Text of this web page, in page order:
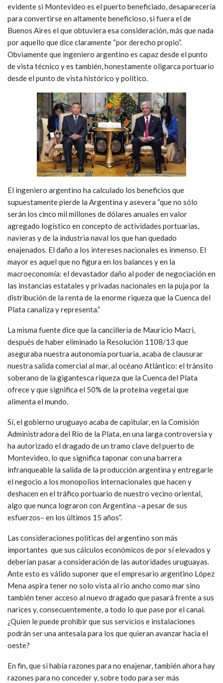
evidente si Montevideo es el puerto beneficiado, desaparecería
para convertirse en altamente beneficioso, si fuera el de
Buenos Aires el que obtuviera esa consideración, más que nada
por aquello que dice claramente “por derecho propio”.
Obviamente que ingeniero argentino es capaz desde el punto
de vista técnico y es también, honestamente oligarca portuario
desde el punto de vista histórico y político.
El ingeniero argentino ha calculado los beneficios que
supuestamente pierde la Argentina y asevera “que no sólo
serán los cinco mil millones de dólares anuales en valor
agregado logístico en concepto de actividades portuarias,
navieras y de la industria naval los que han quedado
enajenados. El daño a los intereses nacionales es inmenso. El
mayor es aquel que no figura en los balances y en la
macroeconomía: el devastador daño al poder de negociación en
las instancias estatales y privadas nacionales en la puja por la
distribución de la renta de la enorme riqueza que la Cuenca del
Plata canaliza y representa.”
La misma fuente dice que la cancillería de Mauricio Macri,
después de haber eliminado la Resolución 1108/13 que
aseguraba nuestra autonomía portuaria, acaba de clausurar
nuestra salida comercial al mar, al océano Atlántico: el tránsito
soberano de la gigantesca riqueza que la Cuenca del Plata
ofrece y que significa el 50% de la proteína vegetal que
alimenta el mundo.
Sí, el gobierno uruguayo acaba de capitular, en la Comisión
Administradora del Río de la Plata, en una larga controversia y
ha autorizado el dragado de un tramo clave del puerto de
Montevideo, lo que significa taponar con una barrera
infranqueable la salida de la producción argentina y entregarle
el negocio a los monopolios internacionales que hacen y
deshacen en el tráfico portuario de nuestro vecino oriental,
algo que nunca lograron con Argentina –a pesar de sus
esfuerzos– en los últimos 15 años”.
Las consideraciones políticas del argentino son más
importantes que sus cálculos económicos de por sí elevados y
deberían pasar a consideración de las autoridades uruguayas.
Ante esto es válido suponer que el empresario argentino López
Mena aspira tener no solo vista al rio ancho como mar sino
también tener acceso al nuevo dragado que pasará frente a sus
narices y, consecuentemente, a todo lo que pase por el canal.
¿Quien le puede prohibir que sus servicios e instalaciones
podrán ser una antesala para los que quieran avanzar hacia el
oeste?
En fin, que si había razones para no enajenar, también ahora hay
razones para no conceder y, sobre todo para ser más